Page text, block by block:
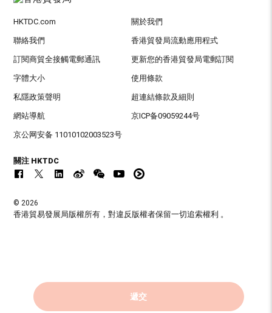
遞交
HKTDC.com 關於我們
聯絡我們 香港貿發局流動應用程式
訂閱商貿全接觸電郵通訊 更新您的香港貿發局電郵訂閱
字體大小 使用條款
私隱政策聲明 超連結條款及細則
網站導航 京ICP备09059244号
京公网安备 11010102003523号
關注 HKTDC
© 2026
香港貿易發展局版權所有，對違反版權者保留一切追索權利 。